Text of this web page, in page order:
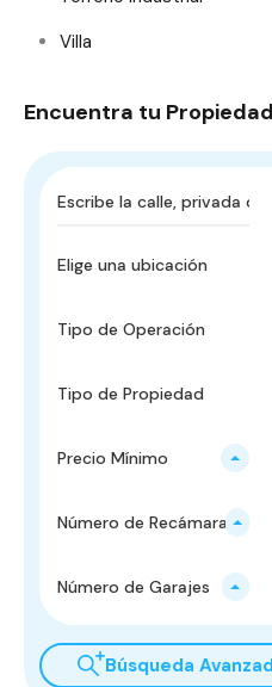
Villa
Encuentra tu
Elige una ubicación
Tipo de Operación
Tipo de Propiedad
Precio Mínimo
Número de Recámaras
Número de Garajes
Búsqueda